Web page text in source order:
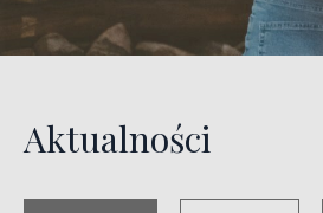
Aktualności